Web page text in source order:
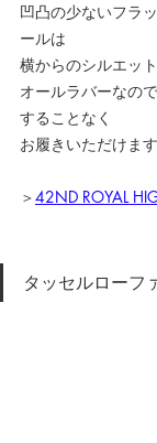
凹凸の少ないフラ
ールは
横からのシルエッ
オールラバーなの
することなく
お履きいただけま
＞42ND ROYAL
タッセルローフ